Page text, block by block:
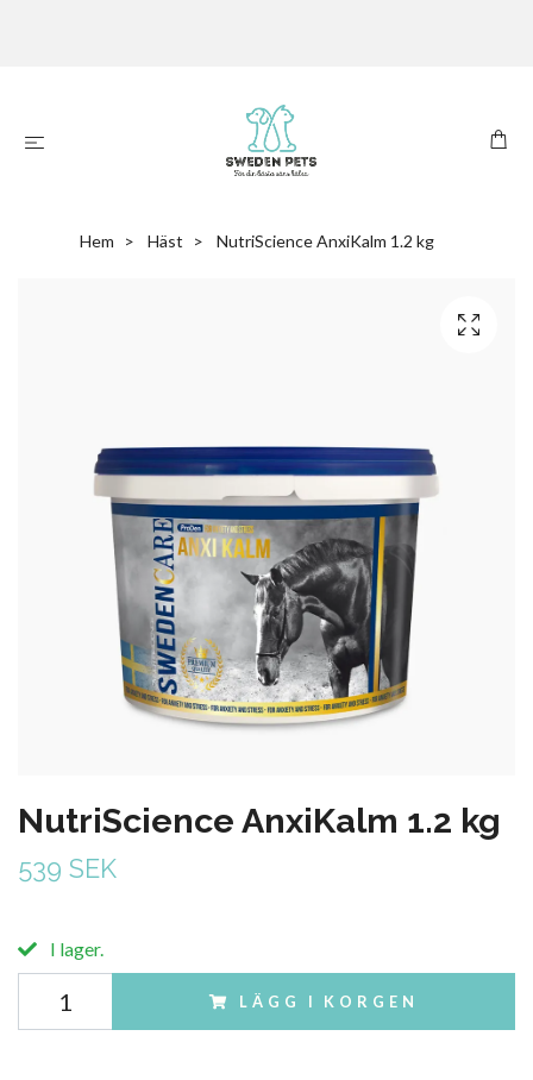
Hem Häst NutriScience AnxiKalm 1.2 kg
NutriScience AnxiKalm 1.2 kg
539 SEK
I lager.
LÄGG I KORGEN